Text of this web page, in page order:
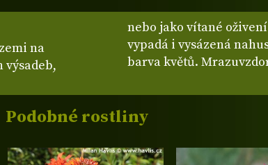
na
nebo jako vítané
vypadá i vysázená
barva květů.
Podobné rostliny